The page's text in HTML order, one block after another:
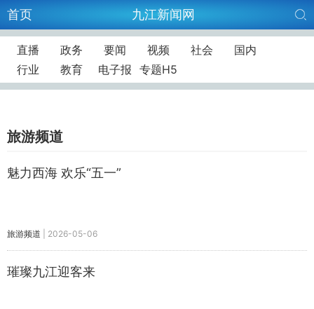
首页 九江新闻网
直播 政务 要闻 视频 社会
国内
行业
教育 电子报 专题H5
旅游频道
魅力西海 欢乐“五一”
旅游频道 2026-05-06
璀璨九江迎客来